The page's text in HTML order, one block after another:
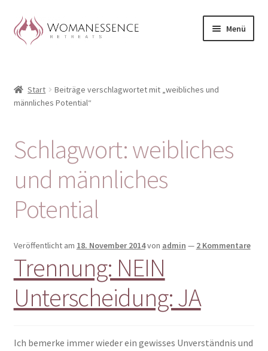
Zur
Navigation
Zum
Inhalt
Menü
Blog
CLAUDIA TAVERNA
Woman-Circle
Erfahrungen
Warenkorb
Start
Beiträge verschlagwortet mit „weibliches und
männliches Potential“
Schlagwort:weibliches
und männliches
Potential
Veröffentlicht am 18. November 2014von admin — 2 Kommentare
Trennung: NEIN
Unterscheidung: JA
Ich bemerke immer wieder ein gewisses Unverständnis und